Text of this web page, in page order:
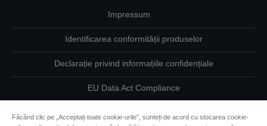
Impressum
Identificarea conformității produselor
Declarație privind informațiile confidențiale
EU Data Act Compliance
Făcând clic pe „Acceptați toate cookie-urile”, sunteți de acord cu stocarea cookie-